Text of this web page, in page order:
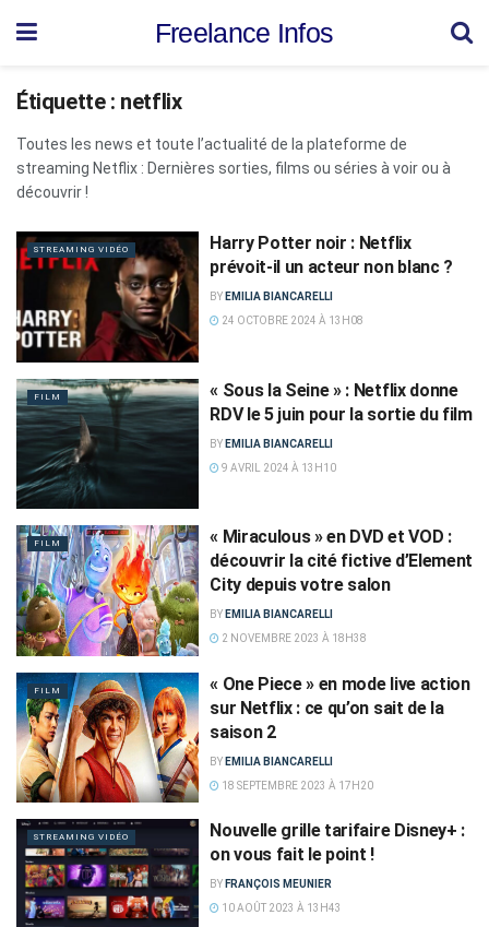
Freelance Infos
Étiquette : netflix
Toutes les news et toute l’actualité de la plateforme de
streaming Netflix : Dernières sorties, films ou séries à voir ou à
découvrir !
STREAMING VIDÉO
Harry Potter noir : Netflix
prévoit-il un acteur non blanc ?
BY EMILIA BIANCARELLI
24 OCTOBRE 2024 À 13H08
FILM
« Sous la Seine » : Netflix donne
RDV le 5 juin pour la sortie du film
BY EMILIA BIANCARELLI
9 AVRIL 2024 À 13H10
FILM
« Miraculous » en DVD et VOD :
découvrir la cité fictive d’Element
City depuis votre salon
BY EMILIA BIANCARELLI
2 NOVEMBRE 2023 À 18H38
FILM
« One Piece » en mode live action
sur Netflix : ce qu’on sait de la
saison 2
BY EMILIA BIANCARELLI
18 SEPTEMBRE 2023 À 17H20
STREAMING VIDÉO
Nouvelle grille tarifaire Disney+ :
on vous fait le point !
BY FRANÇOIS MEUNIER
10 AOÛT 2023 À 13H43